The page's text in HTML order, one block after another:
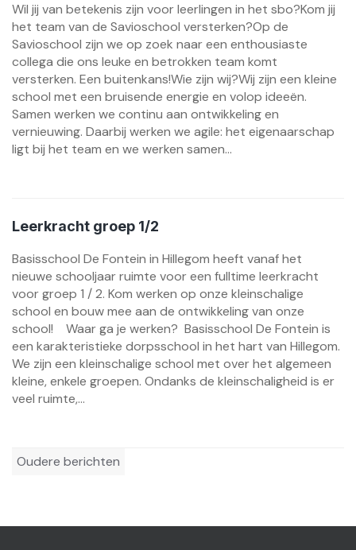
Wil jij van betekenis zijn voor leerlingen in het sbo?Kom jij
het team van de Savioschool versterken?Op de
Savioschool zijn we op zoek naar een enthousiaste
collega die ons leuke en betrokken team komt
versterken. Een buitenkans!Wie zijn wij?Wij zijn een kleine
school met een bruisende energie en volop ideeën.
Samen werken we continu aan ontwikkeling en
vernieuwing. Daarbij werken we agile: het eigenaarschap
ligt bij het team en we werken samen...
Leerkracht groep 1/2
Basisschool De Fontein in Hillegom heeft vanaf het
nieuwe schooljaar ruimte voor een fulltime leerkracht
voor groep 1 / 2. Kom werken op onze kleinschalige
school en bouw mee aan de ontwikkeling van onze
school! Waar ga je werken? Basisschool De Fontein is
een karakteristieke dorpsschool in het hart van Hillegom.
We zijn een kleinschalige school met over het algemeen
kleine, enkele groepen. Ondanks de kleinschaligheid is er
veel ruimte,...
Berichtennavigatie
Oudere berichten